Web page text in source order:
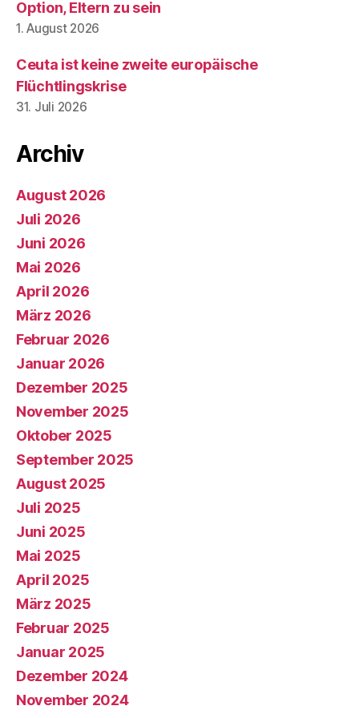
Option, Eltern zu sein
1. August 2026
Ceuta ist keine zweite europäische
Flüchtlingskrise
31. Juli 2026
Archiv
August 2026
Juli 2026
Juni 2026
Mai 2026
April 2026
März 2026
Februar 2026
Januar 2026
Dezember 2025
November 2025
Oktober 2025
September 2025
August 2025
Juli 2025
Juni 2025
Mai 2025
April 2025
März 2025
Februar 2025
Januar 2025
Dezember 2024
November 2024